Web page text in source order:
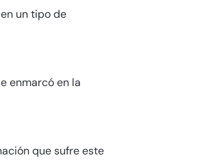
un tipo de
enmarcó en la
que sufre este